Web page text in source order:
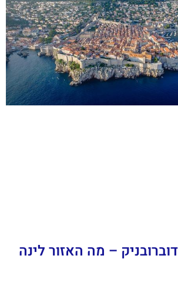
– מה האזור לינה